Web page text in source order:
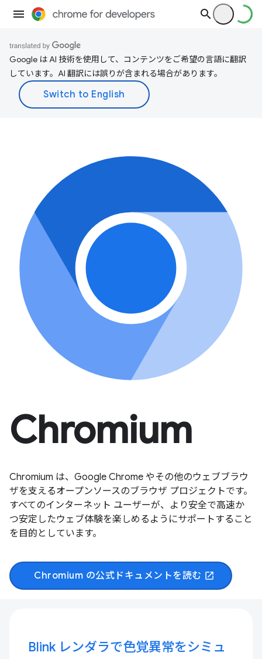
Google は AI 技術を使用して、コンテンツをご希望の言語に翻訳
しています。AI 翻訳には誤りが含まれる場合があります。
Chromium
Chromium は、Google Chrome やその他のウェブブラウ
ザを支えるオープンソースのブラウザ プロジェクトです。
すべてのインターネット ユーザーが、より安全で高速か
つ安定したウェブ体験を楽しめるようにサポートすること
を目的としています。
Chromium の公式ドキュメントを読む open_in_new
Blink レンダラで色覚異常をシミュ